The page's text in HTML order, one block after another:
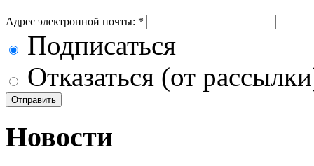
Адрес электронной почты: *
Подписаться
Отказаться (от
Новости